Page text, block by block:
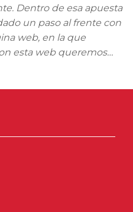
Dentro de esa apuesta
un paso al frente con
web, en la que
esta web queremos…